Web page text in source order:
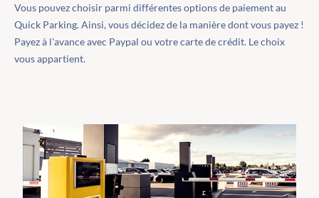
Vous pouvez choisir parmi différentes options de paiement au
Quick Parking. Ainsi, vous décidez de la manière dont vous payez !
Payez à l'avance avec Paypal ou votre carte de crédit. Le choix
vous appartient.